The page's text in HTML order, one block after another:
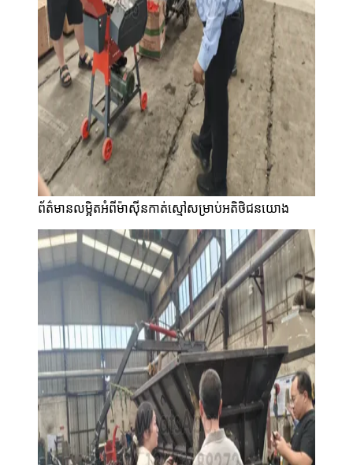
ព័ត៌មានលម្អិតអំពីម៉ាស៊ីនកាត់ស្មៅសម្រាប់អតិថិជនយោង